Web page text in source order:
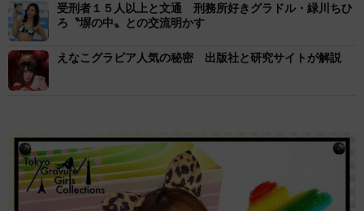
受刑者１５人以上と文通 刑務所好きグラドル・緑川ちひ
ろ〝塀の中〟との交流明かす
えなこグラビア人気の秘密 出版社と研究サイトが解説